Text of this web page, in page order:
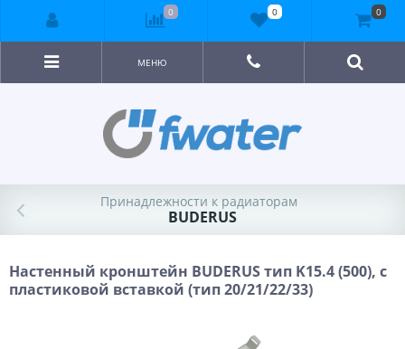
МЕНЮ
Принадлежности к радиаторам
BUDERUS
Настенный кронштейн BUDERUS тип K15.4 (500), с
пластиковой вставкой (тип 20/21/22/33)
0 0 0